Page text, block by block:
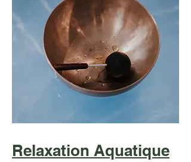
Relaxation Aquatique